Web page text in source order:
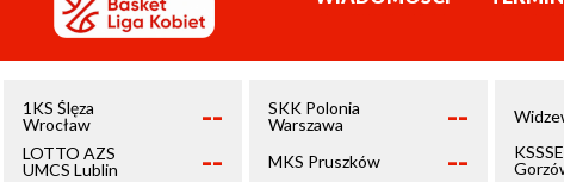
1KS Ślęza
Wrocław
--
LOTTO AZS
UMCS Lublin
--
SKK Polonia
Warszawa
--
MKS Pruszków --